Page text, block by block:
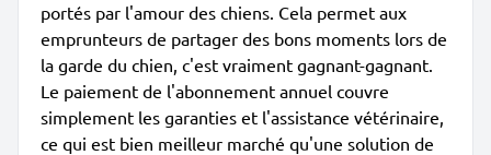
portés par l'amour des chiens. Cela permet aux
emprunteurs de partager des bons moments lors de
la garde du chien, c'est vraiment gagnant-gagnant.
Le paiement de l'abonnement annuel couvre
simplement les garanties et l'assistance vétérinaire,
ce qui est bien meilleur marché qu'une solution de